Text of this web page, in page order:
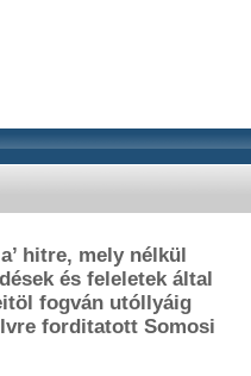
hitre, mely nélkül
és feleletek által
fogván utóllyáig
forditatott Somosi